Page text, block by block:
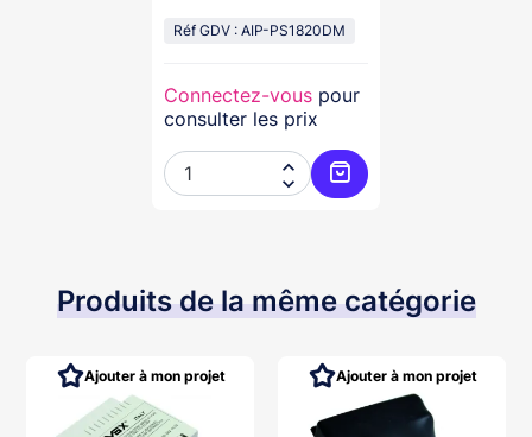
Réf GDV : AIP-PS1820DM
Connectez-vous pour
consulter les prix


Ajouter au panier
Produits de la même catégorie
Ajouter à mon projet Ajouter à mon projet